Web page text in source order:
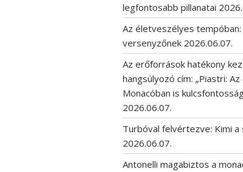
legfontosabb pillanatai
Az életveszélyes
versenyzőnek 2026.06.07.
Az erőforrások hatékony
hangsúlyozó cím: „Piastri:
Monacóban is
2026.06.07.
Turbóval felvértezve: Kimi
2026.06.07.
Antonelli magabiztos a